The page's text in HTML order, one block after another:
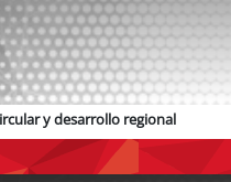
y desarrollo regional